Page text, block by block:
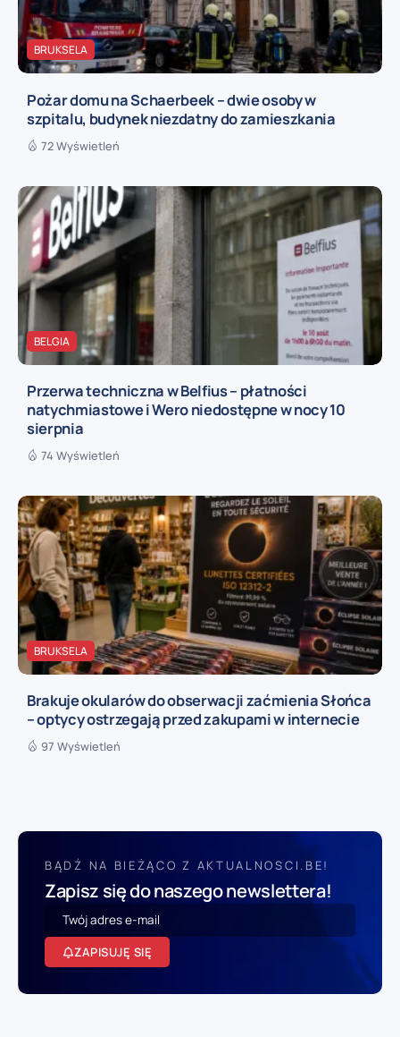
BRUKSELA
Pożar domu na Schaerbeek – dwie osoby w
szpitalu, budynek niezdatny do zamieszkania
72 Wyświetleń
BELGIA
Przerwa techniczna w Belfius – płatności
natychmiastowe i Wero niedostępne w nocy 10
sierpnia
74 Wyświetleń
BRUKSELA
Brakuje okularów do obserwacji zaćmienia Słońca
– optycy ostrzegają przed zakupami w internecie
97 Wyświetleń
BĄDŹ NA BIEŻĄCO Z AKTUALNOSCI.BE!
Zapisz się do naszego newslettera!
ZAPISUJĘ SIĘ